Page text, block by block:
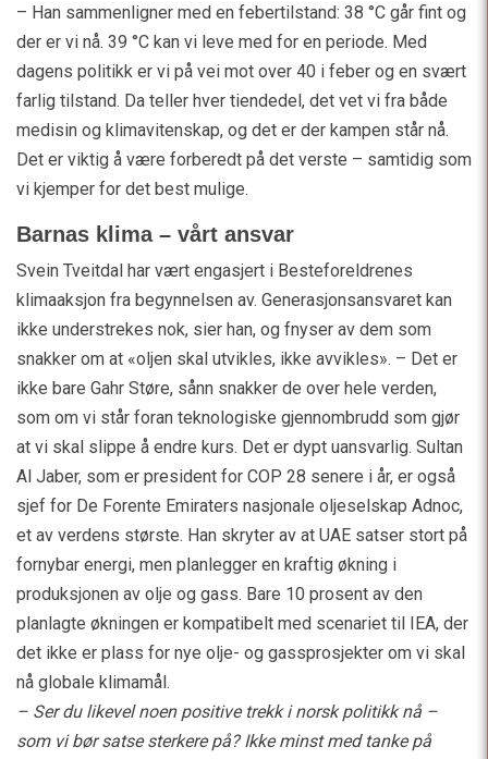
– Han sammenligner med en febertilstand: 38 °C går fint og
der er vi nå. 39 °C kan vi leve med for en periode. Med
dagens politikk er vi på vei mot over 40 i feber og en svært
farlig tilstand. Da teller hver tiendedel, det vet vi fra både
medisin og klimavitenskap, og det er der kampen står nå.
Det er viktig å være forberedt på det verste – samtidig som
vi kjemper for det best mulige.
Barnas klima – vårt ansvar
Svein Tveitdal har vært engasjert i Besteforeldrenes
klimaaksjon fra begynnelsen av. Generasjonsansvaret kan
ikke understrekes nok, sier han, og fnyser av dem som
snakker om at «oljen skal utvikles, ikke avvikles». – Det er
ikke bare Gahr Støre, sånn snakker de over hele verden,
som om vi står foran teknologiske gjennombrudd som gjør
at vi skal slippe å endre kurs. Det er dypt uansvarlig. Sultan
Al Jaber, som er president for COP 28 senere i år, er også
sjef for De Forente Emiraters nasjonale oljeselskap Adnoc,
et av verdens største. Han skryter av at UAE satser stort på
fornybar energi, men planlegger en kraftig økning i
produksjonen av olje og gass. Bare 10 prosent av den
planlagte økningen er kompatibelt med scenariet til IEA, der
det ikke er plass for nye olje- og gassprosjekter om vi skal
nå globale klimamål.
– Ser du likevel noen positive trekk i norsk politikk nå –
som vi bør satse sterkere på? Ikke minst med tanke på